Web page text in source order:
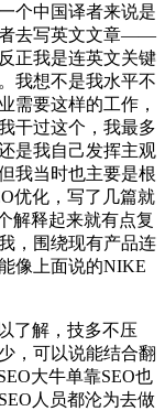
个中国译者来说是
者去写英文文章——
正我是连英文关键
我想不是我水平不
需要这样的工作，
干过这个，我最多
是我自己发挥主观
我当时也主要是根
优化，写了几篇就
解释起来就有点复
，围绕现有产品连
像上面说的NIKE
了解，技多不压
，可以说能结合翻
大牛单靠SEO也
人员都沦为去做